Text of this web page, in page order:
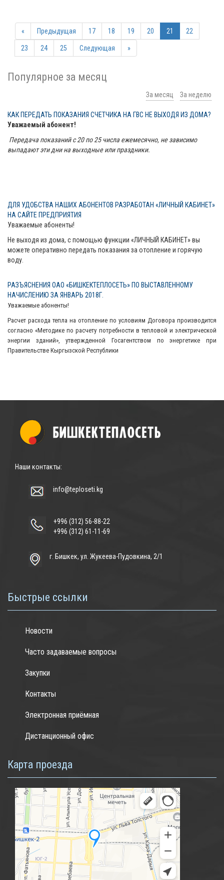
« Предыдущая 17 18 19 20 21 22
23 24 25 Следующая »
Популярное за месяц
За месяц За неделю
КАК ПЕРЕДАТЬ ПОКАЗАНИЯ СЧЕТЧИКА НА ГВС НЕ ВЫХОДЯ ИЗ ДОМА?
Уважаемый абонент!
Передача показаний с 20 по 25 числа ежемесячно, не зависимо
выпадают эти дни на выходные или праздники.
ДЛЯ УДОБСТВА НАШИХ АБОНЕНТОВ РАЗРАБОТАН «ЛИЧНЫЙ КАБИНЕТ»
НА САЙТЕ ПРЕДПРИЯТИЯ
Уважаемые абоненты!
Не выходя из дома, с помощью функции «ЛИЧНЫЙ КАБИНЕТ» вы
можете оперативно передать показания за отопление и горячую
воду.
РАЗЪЯСНЕНИЯ ОАО «БИШКЕКТЕПЛОСЕТЬ» ПО ВЫСТАВЛЕННОМУ
НАЧИСЛЕНИЮ ЗА ЯНВАРЬ 2018Г.
Уважаемые абоненты!
Расчет расхода тепла на отопление по условиям Договора производится
согласно «Методике по расчету потребности в тепловой и электрической
энергии зданий», утвержденной Госагентством по энергетике при
Правительстве Кыргызской Республики
Наши контакты:
info@teploseti.kg
+996 (312) 56-88-22
+996 (312) 61-11-69
г. Бишкек, ул. Жукеева-Пудовкина, 2/1
Быстрые ссылки
Новости
Часто задаваемые вопросы
Закупки
Контакты
Электронная приёмная
Дистанционный офис
Карта проезда